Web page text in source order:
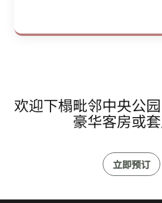
欢迎下榻毗邻中央公
豪华客房或套
立即预订